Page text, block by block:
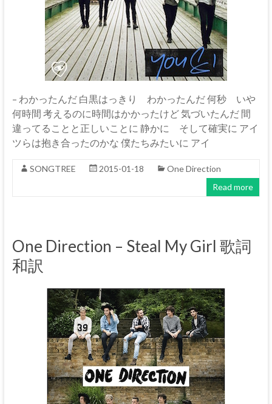
– わかったんだ 白黒はっきり わかったんだ 何秒 いや
何時間 考えるのに時間はかかったけど 気づいたんだ 間
違ってることと正しいことに 静かに そして確実に アイ
ツらは抱き合ったのかな 僕たちみたいに アイ
SONGTREE 2015-01-18
One Direction
Read more
One Direction – Steal My Girl 歌詞
和訳